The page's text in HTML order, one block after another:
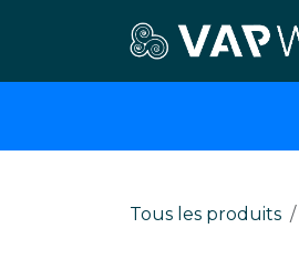
Tous les produits